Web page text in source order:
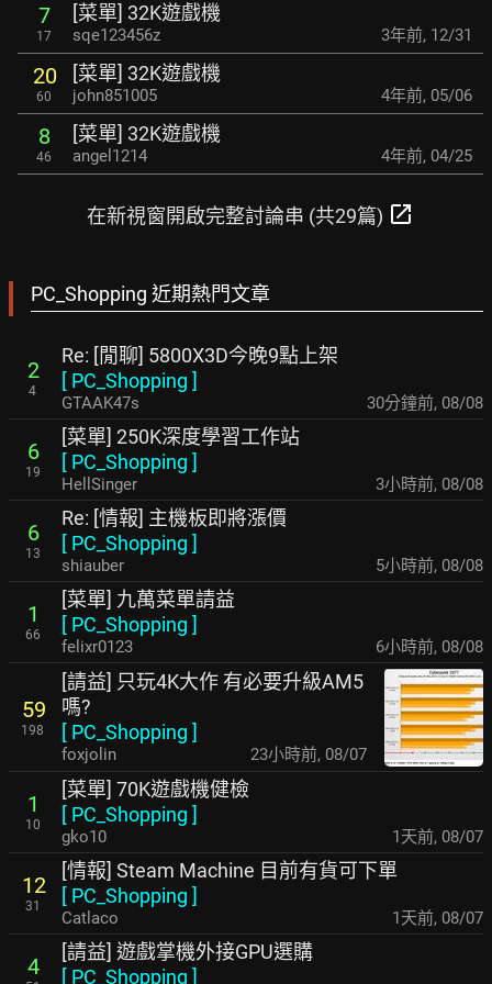
7
17
[菜單] 32K遊戲機
sqe123456z 3年前, 12/31
20
60
[菜單] 32K遊戲機
john851005 4年前, 05/06
8
46
[菜單] 32K遊戲機
angel1214 4年前, 04/25
在新視窗開啟完整討論串 (共29篇) open_in_new
PC_Shopping 近期熱門文章
2
4
Re: [閒聊] 5800X3D今晚9點上架
[ PC_Shopping ]
GTAAK47s 30分鐘前, 08/08
6
19
[菜單] 250K深度學習工作站
[ PC_Shopping ]
HellSinger 3小時前, 08/08
6
13
Re: [情報] 主機板即將漲價
[ PC_Shopping ]
shiauber 5小時前, 08/08
1
66
[菜單] 九萬菜單請益
[ PC_Shopping ]
felixr0123 6小時前, 08/08
59
198
[請益] 只玩4K大作 有必要升級AM5
嗎?
[ PC_Shopping ]
foxjolin 23小時前, 08/07
1
10
[菜單] 70K遊戲機健檢
[ PC_Shopping ]
gko10 1天前, 08/07
12
31
[情報] Steam Machine 目前有貨可下單
[ PC_Shopping ]
Catlaco 1天前, 08/07
4
[請益] 遊戲掌機外接GPU選購
[ PC_Shopping ]